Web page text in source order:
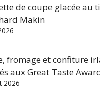
de coupe glacée au
Makin
fromage et confiture
aux Great Taste
2026